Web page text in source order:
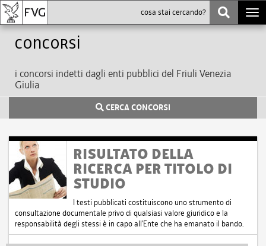
Concorsi
i concorsi indetti dagli enti pubblici del Friuli Venezia
Giulia
CERCA CONCORSI
RISULTATO DELLA
RICERCA PER TITOLO DI
STUDIO
I testi pubblicati costituiscono uno strumento di
consultazione documentale privo di qualsiasi valore giuridico e la
responsabilità degli stessi è in capo all'Ente che ha emanato il bando.